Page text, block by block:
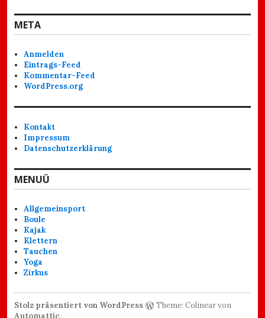
META
Anmelden
Eintrags-Feed
Kommentar-Feed
WordPress.org
Kontakt
Impressum
Datenschutzerklärung
MENUÜ
Allgemeinsport
Boule
Kajak
Klettern
Tauchen
Yoga
Zirkus
Stolz präsentiert von WordPress
Theme: Colinear von